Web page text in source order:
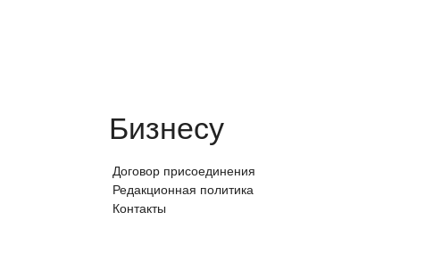
Договор присоединения
Редакционная политика
Контакты
Бизнесу